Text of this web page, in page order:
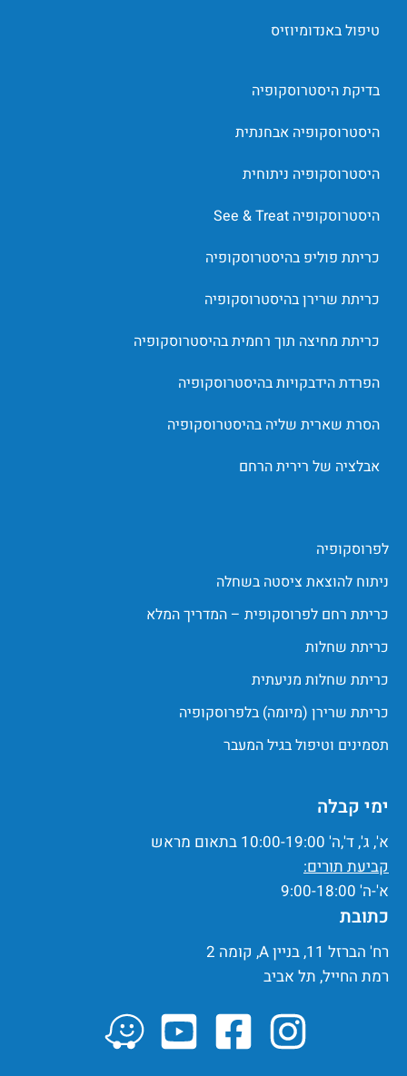
טיפול באנדומיוזיס
בדיקת היסטרוסקופיה
היסטרוסקופיה אבחנתית
היסטרוסקופיה ניתוחית
היסטרוסקופיה See & Treat
כריתת פוליפ בהיסטרוסקופיה
כריתת שרירן בהיסטרוסקופיה
כריתת מחיצה תוך רחמית בהיסטרוסקופיה
הפרדת הידבקויות בהיסטרוסקופיה
הסרת שארית שליה בהיסטרוסקופיה
אבלציה של רירית הרחם
לפרוסקופיה
ניתוח להוצאת ציסטה בשחלה
כריתת רחם לפרוסקופית – המדריך המלא
כריתת שחלות
כריתת שחלות מניעתית
כריתת שרירן (מיומה) בלפרוסקופיה
תסמינים וטיפול בגיל המעבר
ימי קבלה
א', ג', ד',ה' 10:00-19:00 בתאום מראש
קביעת תורים:
א'-ה' 9:00-18:00
כתובת
רח' הברזל 11, בניין A, קומה 2
רמת החייל, תל אביב